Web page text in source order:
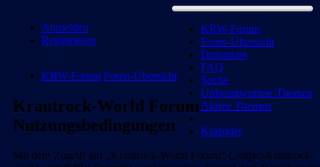
KRW-Forum
Foren-Übersicht
Donations
FAQ
Suche
Unbeantwortete Themen
Aktive Themen
Kalender
Anmelden
Registrieren
KRW-Forum Foren-Übersicht
Krautrock-World Forum -
Nutzungsbedingungen
Mit dem Zugriff auf „Krautrock-World Forum“ („https://krautrock-